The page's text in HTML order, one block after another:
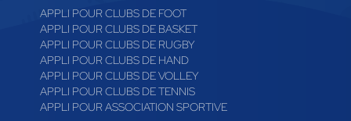
APPLI POUR CLUBS DE FOOT
APPLI POUR CLUBS DE BASKET
APPLI POUR CLUBS DE RUGBY
APPLI POUR CLUBS DE HAND
APPLI POUR CLUBS DE VOLLEY
APPLI POUR CLUBS DE TENNIS
APPLI POUR ASSOCIATION SPORTIVE